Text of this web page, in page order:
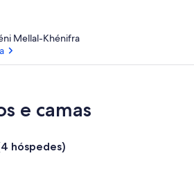
Mellal-Khénifra
e camas
hóspedes)